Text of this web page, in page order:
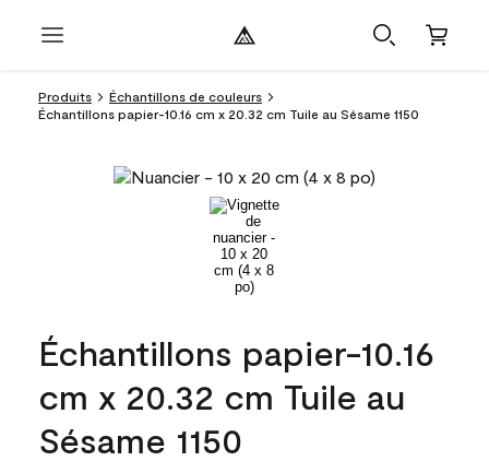
Produits
Échantillons de couleurs
Échantillons papier-10.16 cm x 20.32 cm Tuile au Sésame 1150
Échantillons papier-10.16
cm x 20.32 cm Tuile au
Sésame 1150